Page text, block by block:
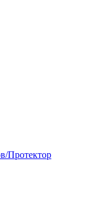
Протектор